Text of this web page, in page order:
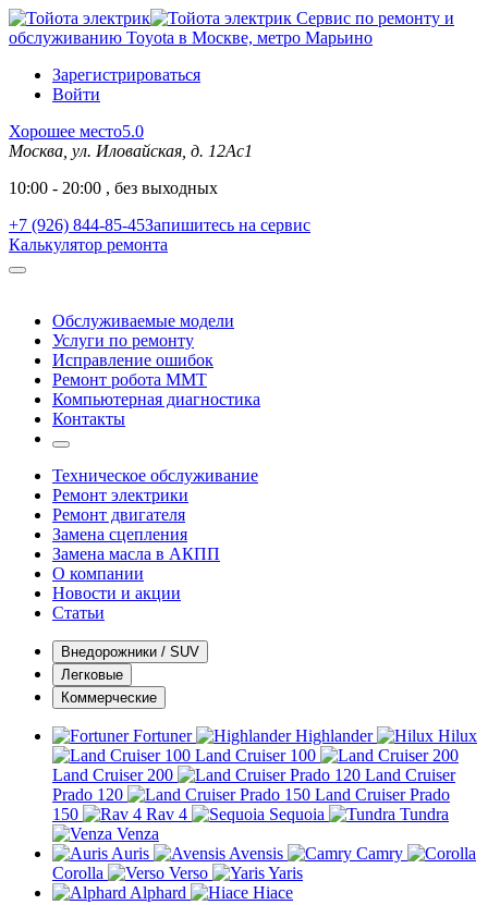
Сервис по ремонту и
обслуживанию Toyota в Москве, метро Марьино
Зарегистрироваться
Войти
Хорошее место5.0
Москва, ул. Иловайская, д. 12Ас1
10:00 - 20:00 , без выходных
+7 (926) 844-85-45Запишитесь на сервис
Калькулятор ремонта
Обслуживаемые модели
Услуги по ремонту
Исправление ошибок
Ремонт робота MMT
Компьютерная диагностика
Контакты
Техническое обслуживание
Ремонт электрики
Ремонт двигателя
Замена сцепления
Замена масла в АКПП
О компании
Новости и акции
Статьи
Внедорожники / SUV
Легковые
Коммерческие
Fortuner Highlander
Hilux
Land Cruiser 100
Land Cruiser 200
Land Cruiser
Prado 120
Land Cruiser Prado
150
Rav 4 Sequoia
Tundra
Venza
Auris
Avensis
Camry
Corolla
Verso
Yaris
Alphard
Hiace